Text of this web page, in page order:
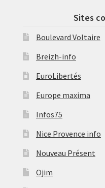
Sites
Boulevard Voltaire
Breizh-info
EuroLibertés
Europe maxima
Infos75
Nice Provence info
Nouveau Présent
Ojim